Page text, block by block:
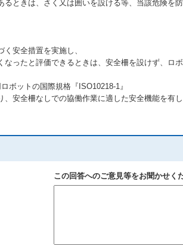
るときは、さく又は囲いを設ける等、当該危険を
安全措置を実施し、
ったと評価できるときは、安全柵を設けず、ロ
ボットの国際規格『ISO10218-1』
安全柵なしでの協働作業に適した安全機能を有
この回答へのご意見等をお聞かせく